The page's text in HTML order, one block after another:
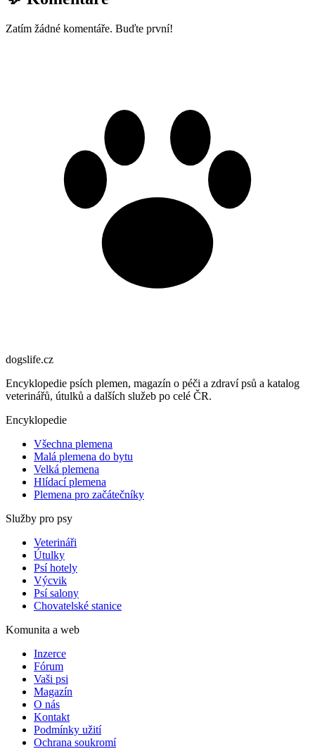
Zatím žádné komentáře. Buďte první!
dogslife.cz
Encyklopedie psích plemen, magazín o péči a zdraví psů a katalog
veterinářů, útulků a dalších služeb po celé ČR.
Encyklopedie
Všechna plemena
Malá plemena do bytu
Velká plemena
Hlídací plemena
Plemena pro začátečníky
Služby pro psy
Veterináři
Útulky
Psí hotely
Výcvik
Psí salony
Chovatelské stanice
Komunita a web
Inzerce
Fórum
Vaši psi
Magazín
O nás
Kontakt
Podmínky užití
Ochrana soukromí